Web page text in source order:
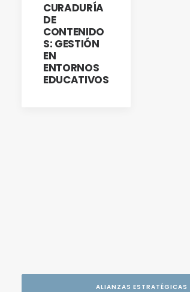
CURADURÍA
DE
CONTENIDO
S: GESTIÓN
EN
ENTORNOS
EDUCATIVOS
ALIANZAS ESTRATÉGICAS